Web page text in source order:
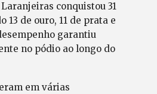
conquistou 31
13 de ouro, 11 de prata e
garantiu
no pódio ao longo do
em várias